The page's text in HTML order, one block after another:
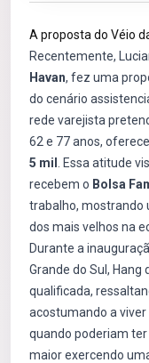
A proposta do Véio
Recentemente,
Havan, fez uma
do cenário
rede varejista
62 e 77 anos,
5 mil
. Essa atitude
recebem o Bolsa
trabalho, mostrando
dos mais velhos na
Durante a
Grande do Sul,
qualificada,
acostumando a
quando poderiam
maior exercendo